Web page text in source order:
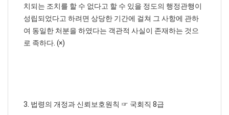
치되는 조치를 할 수 없다고 할 수 있을 정도의 행정관행이
성립되었다고 하려면 상당한 기간에 걸쳐 그 사항에 관하
여 동일한 처분을 하였다는 객관적 사실이 존재하는 것으
로 족하다. (×)
3. 법령의 개정과 신뢰보호원칙 ☞ 국회직 8급